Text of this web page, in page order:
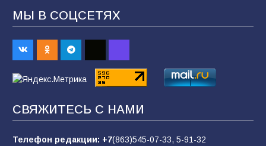
В Батайске продолжаются дорожные работы
98 04.08.2026
пропагандистский вброс
МЫ В СОЦСЕТЯХ
СВЯЖИТЕСЬ С НАМИ
Телефон редакции: +7(863)545-07-33, 5-91-32